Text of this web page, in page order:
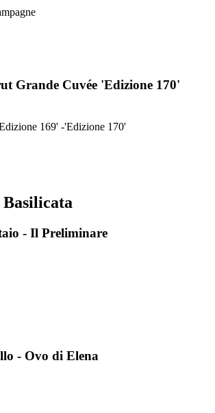
Grande Cuvée 'Edizione 170'
169' -'Edizione 170'
- Il Preliminare
- Ovo di Elena